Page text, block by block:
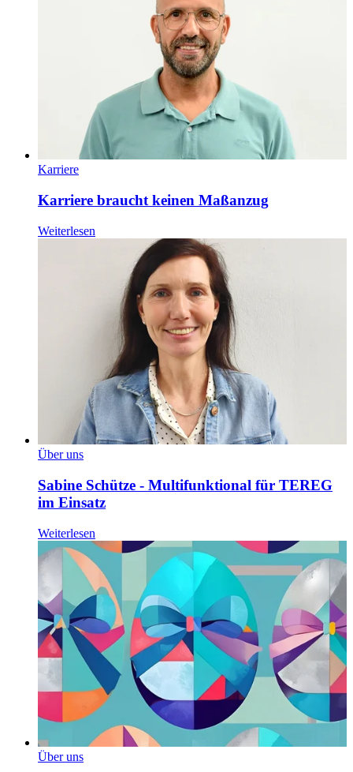
Karriere
Karriere braucht keinen Maßanzug
Weiterlesen
Über uns
Sabine Schütze - Multifunktional für TEREG
im Einsatz
Weiterlesen
Über uns